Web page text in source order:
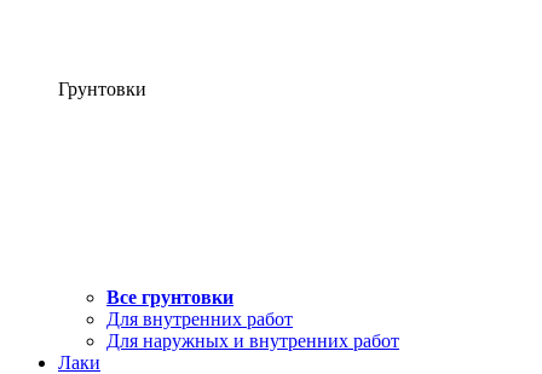
Грунтовки
Все грунтовки
Для внутренних работ
Для наружных и внутренних работ
Лаки